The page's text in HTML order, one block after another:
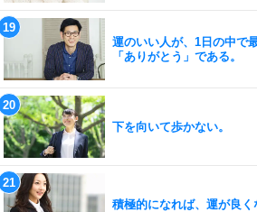
運のいい人が、1日の中で
「ありがとう」である。
下を向いて歩かない。
積極的になれば、運が良く